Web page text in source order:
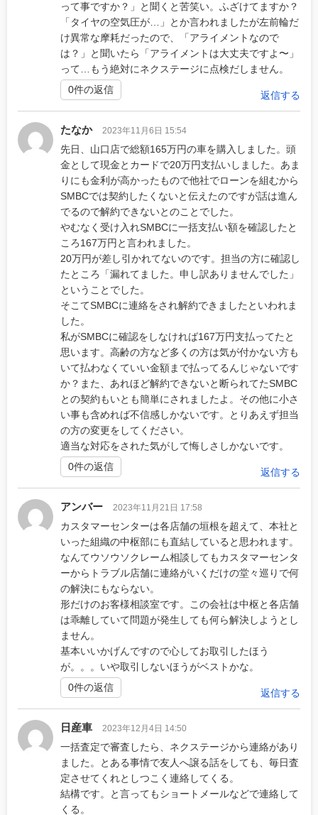
って事ですか？」と聞くと苦笑い。ふざけてますか？
「タイヤの空気圧が…」とか言われましたが左前輪だ
け異常な摩耗だったので、「アライメントなので
は？」と聞いたら「アライメントは大丈夫ですよ〜」
って…もう絶対にネクステージに点検だしません。
返信する
0件の返信
たなか 2023年11月6日 15:54
先日、山口店で総額165万円の車を購入しました。頭
金として現金とカードで20万円支払いしました。あま
りにも金利が高かったもので他社でローンを組むから
SMBCでは契約したくないと伝えたのですが話は進ん
でるので解約できないとのことでした。
やむなく受け入れSMBCに一括支払い額を確認したと
ころ167万円と言われました。
20万円が差し引かれてないのです。担当の方に確認し
たところ「漏れてました。申し訳ありませんでした」
ということでした。
そこてSMBCに連絡をされ解約できましたといわれま
した。
私がSMBCに確認をしなければ167万円支払ってたと
思います。高齢の方など多くの方は気が付かない方も
いて払わなくていい金額まで払ってるんじゃないです
か？また、あれほど解約できないと断られてたSMBC
との契約もいとも簡単にされましたよ。その他に小さ
い事も含めれば不信感しかないです。とりあえず担当
の方の変更をしてください。
適当な対応をされた気がして悔しさしかないです。
返信する
0件の返信
アンバー 2023年11月21日 17:58
カスタマーセンターは各店舗の垣根を超えて、本社と
いった組織の中枢部にも直結していると思われます。
なんてウソウソクレーム相談してもカスタマーセンタ
ーからトラブル店舗に連絡がいくだけの堂々巡りで何
の解決にもならない。
形だけのお客様相談室です。この会社は中枢と各店舗
は乖離していて問題が発生しても何ら解決しようとし
ません。
基本いいかげんですので心してお取引したほう
が。。。いや取引しないほうがベストかな。
返信する
0件の返信
日産車 2023年12月4日 14:50
一括査定で審査したら、ネクステージから連絡があり
ました。とある事情で友人へ譲る話をしても、毎日査
定させてくれとしつこく連絡してくる。
結構です。と言ってもショートメールなどで連絡して
くる。